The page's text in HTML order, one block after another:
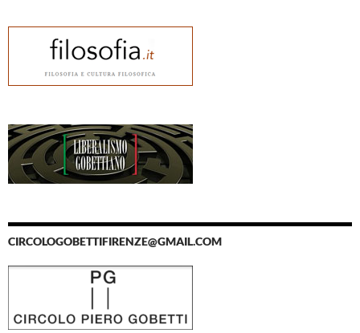
CIRCOLOGOBETTIFIRENZE@GMAIL.COM